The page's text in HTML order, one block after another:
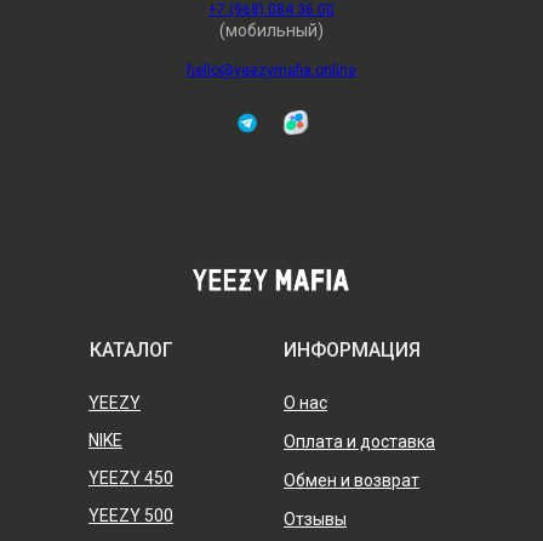
+7 (968) 084 36 00
(мобильный)
hello@yeezymafia.online
КАТАЛОГ ИНФОРМАЦИЯ
YEEZY
YEEZY 500
О нас
Оплата и доставка
Отзывы
Обмен и возврат
NIKE
YEEZY 450